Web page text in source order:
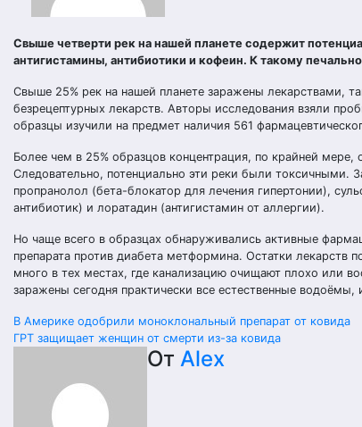
Свыше четверти рек на нашей планете содержит
антигистамины, антибиотики и кофеин. К такому
Свыше 25% рек на нашей планете заражены лекарствами,
безрецептурных лекарств. Авторы исследования взяли
образцы изучили на предмет наличия 561
Более чем в 25% образцов концентрация, по крайней
Следовательно, потенциально эти реки были токсичными.
пропранолол (бета-блокатор для лечения гипертонии),
антибиотик) и лоратадин (антигистамин от аллергии).
Но чаще всего в образцах обнаруживались активные
препарата против диабета метформина. Остатки лекарств
много в тех местах, где канализацию очищают плохо или
заражены сегодня практически все естественные
Навигация
записям
В Америке одобрили моноклональный препарат от ковида
ГРТ защищает женщин от смерти из-за ковида
От Alex